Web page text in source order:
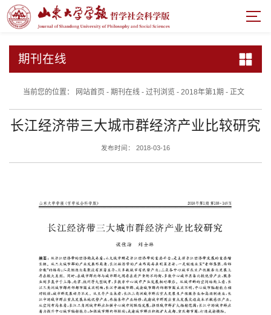
期刊在线
当前您的位置： 网站首页- 期刊在线 - 过刊浏览- 2018年第1期 - 正文
长江经济带三大城市群经济产业比较研究
发布时间： 2018-03-16